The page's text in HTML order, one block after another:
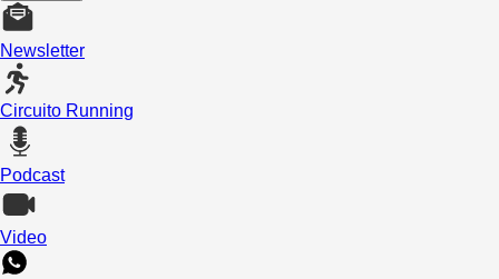
Newsletter
Circuito Running
Podcast
Video